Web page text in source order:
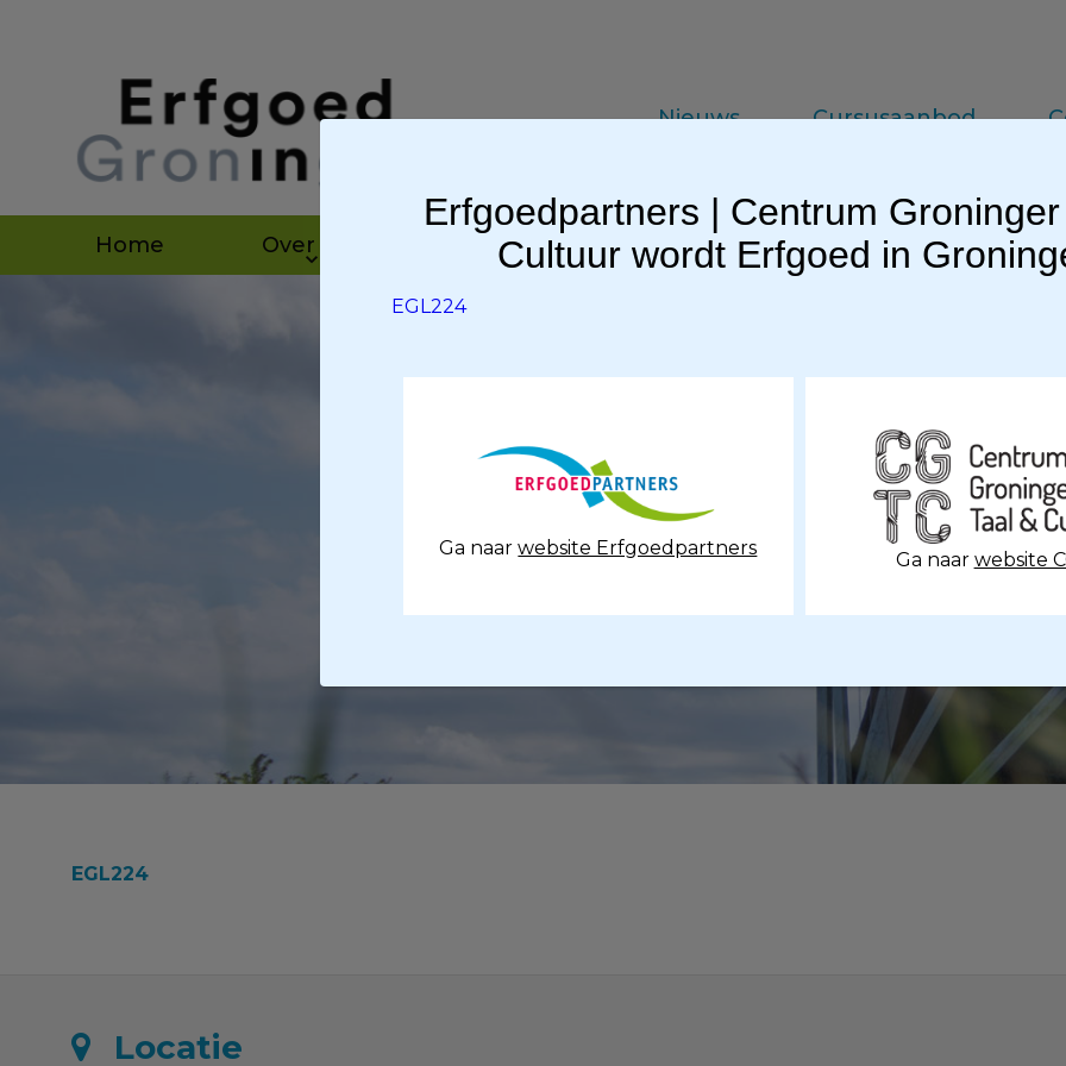
Nieuws Cursusaanbod
Home Over ons Agenda Vakinformatie Praktijkkennis
EGL224
EGL224
Locatie
Erfgoedpartners | Centrum Groninger
Cultuur wordt Erfgoed in
EGL224
Ga naarwebsite Erfgoedpartners
Ga naar website